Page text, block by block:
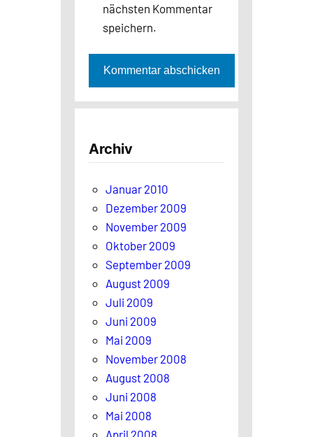
nächsten Kommentar
speichern.
Archiv
Januar 2010
Dezember 2009
November 2009
Oktober 2009
September 2009
August 2009
Juli 2009
Juni 2009
Mai 2009
November 2008
August 2008
Juni 2008
Mai 2008
April 2008